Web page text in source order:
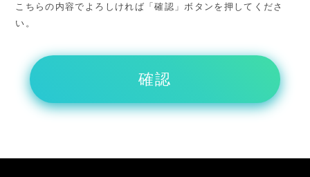
こちらの内容でよろしければ「確認」ボタンを押してくださ
い。
確認